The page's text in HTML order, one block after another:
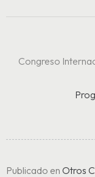
Congreso
Publicado en Otros